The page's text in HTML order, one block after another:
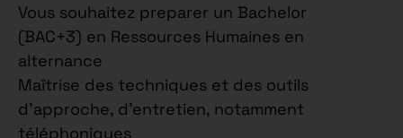
Vous souhaitez preparer un Bachelor
(BAC+3) en Ressources Humaines en
alternance
Maîtrise des techniques et des outils
d’approche, d’entretien, notamment
téléphoniques